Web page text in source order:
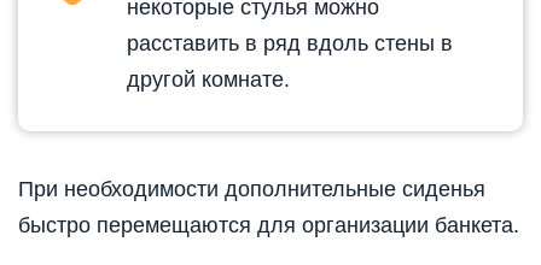
некоторые стулья можно
расставить в ряд вдоль стены в
другой комнате.
При необходимости дополнительные сиденья
быстро перемещаются для организации банкета.